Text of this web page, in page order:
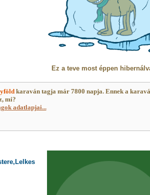
Ez a teve most éppen
karaván tagja már 7800 napja. Ennek a
mi?
adatlapjai...